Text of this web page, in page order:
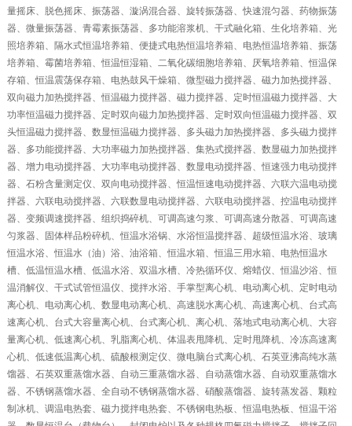
量摇床、脱色摇床、振荡器、漩涡混合器、旋转振荡器、快速混匀器、药物振荡
器、微量振荡器、青霉素振荡器、多功能溶浆机、干式融化箱、生化培养箱、光
照培养箱、隔水式恒温培养箱、便捷式电热恒温培养箱、电热恒温培养箱、振荡
培养箱、霉菌培养箱、恒温恒湿箱、二氧化碳细胞培养箱、厌氧培养箱、恒温保
存箱、恒温震荡保存箱、电热鼓风干燥箱、微型磁力搅拌器、磁力加热搅拌器、
双向磁力加热搅拌器、恒温磁力搅拌器、磁力搅拌器、定时恒温磁力搅拌器、大
功率恒温磁力搅拌器、定时双向磁力加热搅拌器、定时双向恒温磁力搅拌器、双
头恒温磁力搅拌器、数显恒温磁力搅拌器、多头磁力加热搅拌器、多头磁力搅拌
器、多功能搅拌器、大功率磁力加热搅拌器、集热式搅拌器、数显磁力加热搅拌
器、增力电动搅拌器、大功率电动搅拌器、数显电动搅拌器、恒速强力电动搅拌
器、石粉含量测定仪、双向电动搅拌器、恒温恒速电动搅拌器、六联六温电动搅
拌器、六联电动搅拌器、六联数显电动搅拌器、六联电动搅拌器、控温电动搅拌
器、变频调速搅拌器、组织捣碎机、可调高速匀浆、可调高速分散器、可调高速
匀浆器、固体样品粉碎机、恒温水浴锅、水浴恒温搅拌器、超级恒温水浴、玻璃
恒温水浴、恒温水（油）浴、油浴箱、恒温水箱、恒温三用水箱、电热恒温水
槽、低温恒温水槽、低温水浴、双温水槽、冷热循环仪、熔蜡仪、恒温沙浴、恒
温消解仪、干式试管恒温仪、搅拌水浴、手掌型离心机、电动离心机、定时电动
离心机、电动离心机、数显电动离心机、高速脱水离心机、高速离心机、台式高
速离心机、台式大容量离心机、台式离心机、离心机、落地式电动离心机、大容
量离心机、低速离心机、乳脂离心机、体温表甩降机、定时甩降机、冷冻高速离
心机、低速低温离心机、硫酸根测定仪、微电脑台式离心机、石英亚沸高纯水蒸
馏器、石英双重蒸馏水器、自动三重蒸馏水器、自动蒸馏水器、自动双重蒸馏水
器、不锈钢蒸馏水器、全自动不锈钢蒸馏水器、硝酸蒸馏器、旋转蒸发器、颗粒
制冰机、调温电热套、磁力搅拌电热套、不锈钢电热板、恒温电热板、恒温干浴